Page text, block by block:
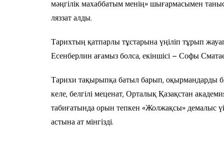
мәңгілік махаббатым менің» шығармасымен
ляззат алды.
Тарихтың қатпарлы тұстарына үңіліп тұрып
Есенберлин ағамыз болса, екіншісі – Софы
Тарихи тақырыпқа батыл барып, оқырмандарды
келе, белгілі меценат, Орталық Қазақстан
табиғатында орын тепкен «Жолжақсы» демалыс
астына ат мінгізді.